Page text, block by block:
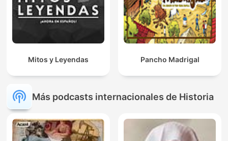
Mitos y Leyendas Pancho Madrigal
Más podcasts internacionales de Historia